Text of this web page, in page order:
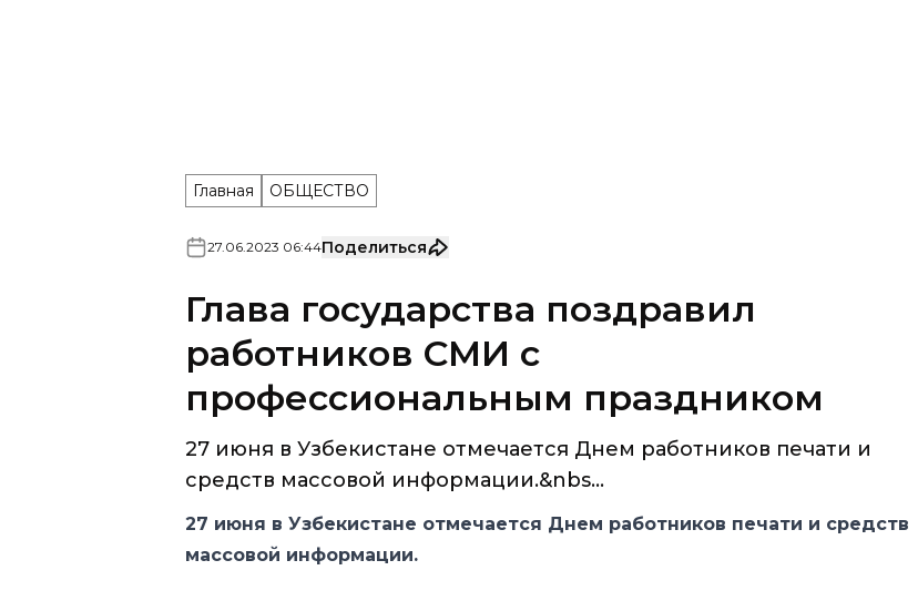
Главная ОБЩЕСТВО
27.06.2023 06:44Поделиться
Глава государства поздравил
работников СМИ с
профессиональным праздником
27 июня в Узбекистане отмечается Днем работников печати и
средств массовой информации.&nbs...
27 июня в Узбекистане отмечается Днем работников печати и средств
массовой информации.